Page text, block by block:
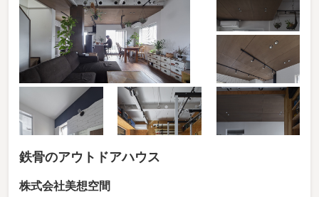
鉄骨のアウトドアハウス
株式会社美想空間